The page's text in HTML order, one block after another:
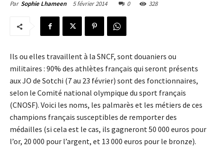
Par Sophie Lhameen 5 février 2014 0 328
Ils ou elles travaillent à la SNCF, sont douaniers ou
militaires : 90% des athlètes français qui seront présents
aux JO de Sotchi (7 au 23 février) sont des fonctionnaires,
selon le Comité national olympique du sport français
(CNOSF). Voici les noms, les palmarès et les métiers de ces
champions français susceptibles de remporter des
médailles (si cela est le cas, ils gagneront 50 000 euros pour
l’or, 20 000 pour l’argent, et 13 000 euros pour le bronze).